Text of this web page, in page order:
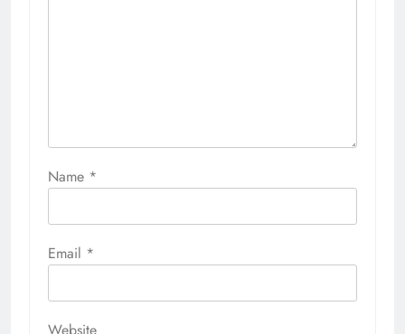
Name *
Email *
Website